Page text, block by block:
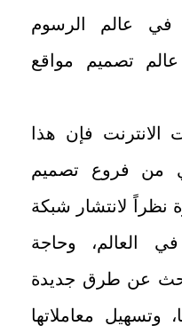
في عالم الرسوم
عالم تصميم مواقع
فإن هذا
من فروع تصميم
نظراً لانتشار شبكة
العالم، وحاجة
عن طرق جديدة
وتسهيل معاملاتها